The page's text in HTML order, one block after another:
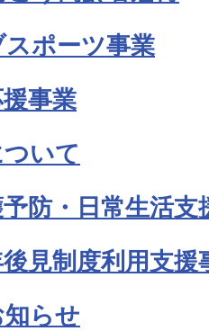
ポーツ事業
事業
いて
防・日常生活支
見制度利用支
らせ